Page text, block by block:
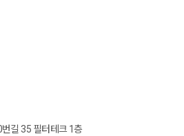
길 35 필터테크 1층